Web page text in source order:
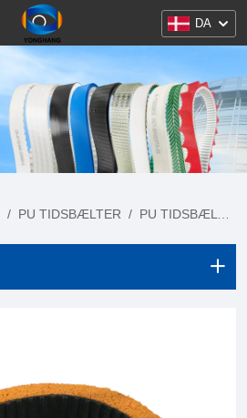
DA
/ PU TIDSBÆLTER / PU TIDSBÆLTER OVERFLADEBEHANDLING